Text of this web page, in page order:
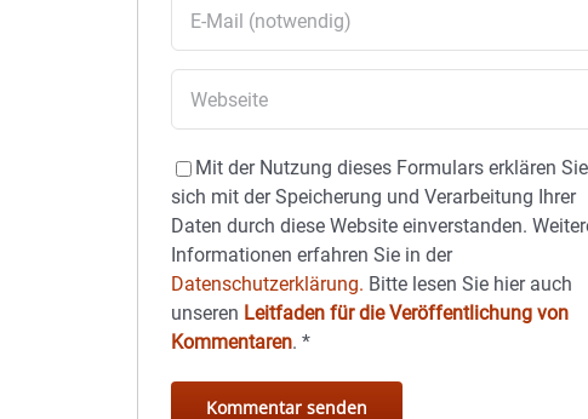
Mit der Nutzung dieses Formulars erklären Sie
sich mit der Speicherung und Verarbeitung Ihrer
Daten durch diese Website einverstanden.
Informationen erfahren Sie in der
Datenschutzerklärung. Bitte lesen Sie hier auch
unseren Leitfaden für die Veröffentlichung von
Kommentaren.*